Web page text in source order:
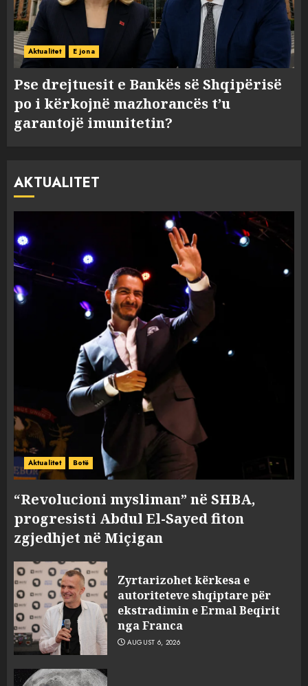
Aktualitet E jona
Pse drejtuesit e Bankës së Shqipërisë
po i kërkojnë mazhorancës t’u
garantojë imunitetin?
AKTUALITET
Aktualitet Botë
“Revolucioni mysliman” në SHBA,
progresisti Abdul El-Sayed fiton
zgjedhjet në Miçigan
Zyrtarizohet kërkesa e
autoriteteve shqiptare për
ekstradimin e Ermal Beqirit
nga Franca
AUGUST 6, 2026